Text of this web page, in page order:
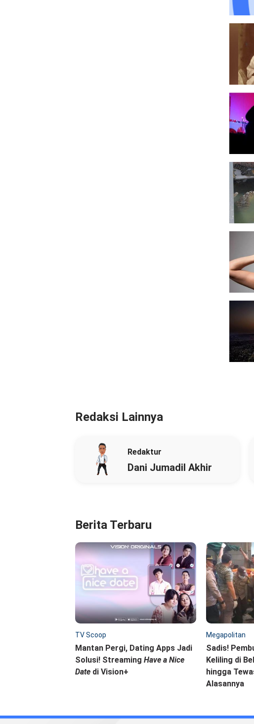
Redaksi Lainnya
Redaktur
Dani Jumadil Akhir
Berita Terbaru
TV Scoop
Mantan Pergi, Dating Apps Jadi
Solusi! Streaming Have a Nice
Date di Vision+
Megapolitan
Sadis!
Keliling di
hingga
Alasannya